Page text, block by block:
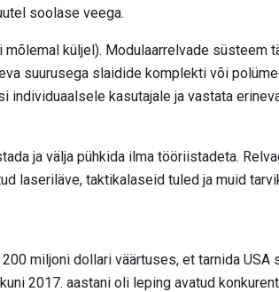
soolase veega.
küljel). Modulaarrelvade süsteem
suurusega slaidide komplekti või
individuaalsele kasutajale ja vastata
ja välja pühkida ilma tööriistadeta.
laseriläve, taktikalaseid tuled ja muid
miljoni dollari väärtuses, et tarnida USA
2017. aastani oli leping avatud